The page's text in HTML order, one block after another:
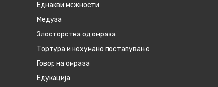
Eднакви можности
Медуза
Злосторства од омраза
Тортура и нехумано постапување
Говор на омраза
Едукација